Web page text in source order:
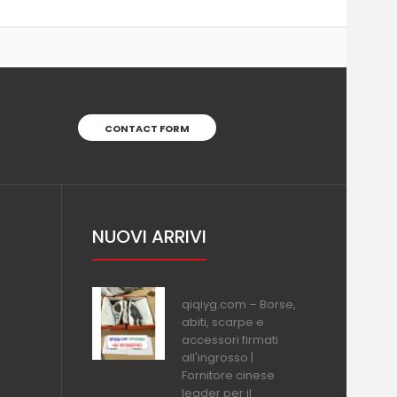
CONTACT FORM
NUOVI ARRIVI
qiqiyg.com – Borse,
abiti, scarpe e
accessori firmati
all'ingrosso |
Fornitore cinese
leader per il